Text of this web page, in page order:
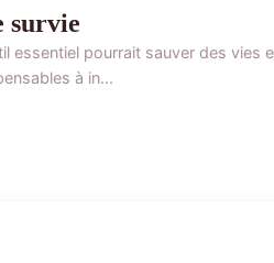
survie
essentiel pourrait sauver des vies
à in...